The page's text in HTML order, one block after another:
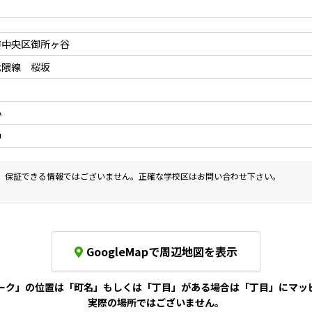
央区御所ヶ谷
隈線 桜坂
証できる情報ではございません。正確な学校区はお問い合わせ下さい。
GoogleMapで周辺地図を表示
」の位置は「町名」もしくは「丁目」がある場合は「丁目」にマッ
実際の場所ではございません。